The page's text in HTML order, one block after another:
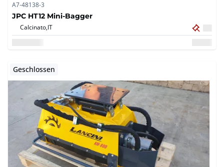
A7-48138-3
JPC HT12 Mini-Bagger
Calcinato,IT
Geschlossen